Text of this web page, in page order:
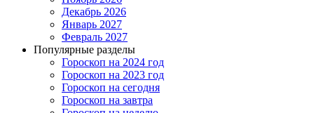
Декабрь 2026
Январь 2027
Февраль 2027
Популярные разделы
Гороскоп на 2024 год
Гороскоп на 2023 год
Гороскоп на сегодня
Гороскоп на завтра